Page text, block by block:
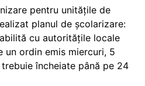
pentru unitățile de
planul de școlarizare:
cu autoritățile locale
un ordin emis miercuri, 5
încheiate până pe 24